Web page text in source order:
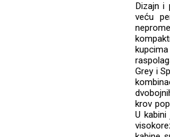
Dizajn i
veću
Grey i
krov
U